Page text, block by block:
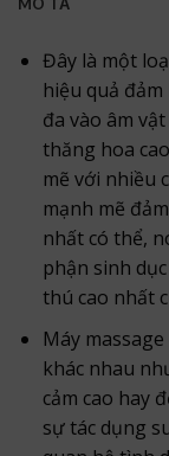
Đây là một
hiệu quả
đa vào âm
thăng hoa
mẽ với nhiều
mạnh mẽ
nhất có thể,
phận sinh
thú cao nhất
Máy
khác nhau
cảm cao hay
sự tác dụng